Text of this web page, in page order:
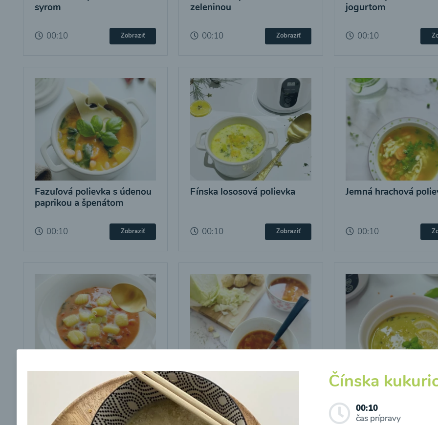
syrom
00:10 Zobraziť
zeleninou
00:10 Zobraziť
jogurtom
00:10
Fazuľová polievka s údenou
paprikou a špenátom
00:10 Zobraziť
Fínska lososová polievka
00:10 Zobraziť
Jemná hrachová
00:10
Krémová paradajková
polievka s gnocchi
Polievka z bielej kapusty s
domácou cícerovou
žemličkou
Šošovicovo-kokosová
Čínska
00:10
čas prípravy